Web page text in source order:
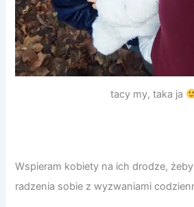
tacy my, taka ja
Wspieram kobiety na ich drodze,
radzenia sobie z wyzwaniami